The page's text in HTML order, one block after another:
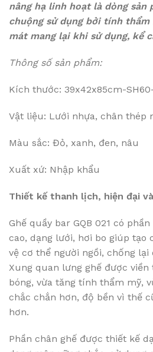
nâng hạ linh hoạt là dòng sản
chuộng sử dụng bởi tính thẩm
mát mang lại khi sử dụng, kể
Thông số sản phẩm:
Kích thước: 39x42x85cm-
Vật liệu: Lưới nhựa, chân thép
Màu sắc: Đỏ, xanh, đen, nâu
Xuất xứ: Nhập khẩu
Thiết kế thanh lịch, hiện đại
Ghế quầy bar GQB 021 có
cao, dạng lưới, hơi bo giúp tạo
vệ cơ thể người ngồi, chống
Xung quan lưng ghế được viền
bóng, vừa tăng tính thẩm mỹ,
chắc chắn hơn, độ bền vì thế
hơn.
Phần chân ghế được thiết kế